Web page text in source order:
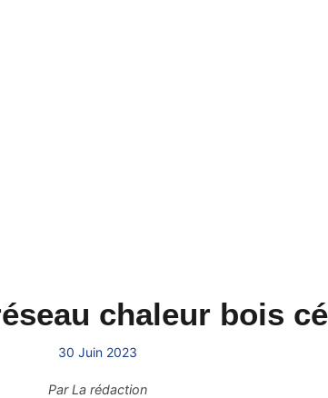
chaleur bois
30 Juin 2023
ParLa rédaction